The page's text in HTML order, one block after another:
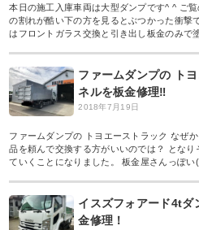
本日の施工入庫車両は大型ダンプです^ ^ ご
の割れが酷い下の方を見るとぶつかった衝撃
はフロントガラス交換と引き出し板金のみで
ファームダンプの ト
ネルを板金修理‼︎
2018年7月19日
ファームダンプの トヨエーストラック なぜ
品を頼んで交換する方がいいのでは？ とな
ていくことになりました。 板金屋さんっぽい(
イスズフォアード4tダ
金修理！